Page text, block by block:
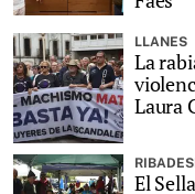
LLANES
La
Laura
El